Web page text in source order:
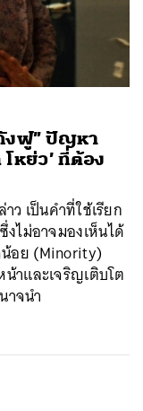
งฟู” ปัญหา
หย่ว’ ที่ต้อง
ว เป็นคำที่ใช้เรียก
ไม่อาจมองเห็นได้
อย (Minority)
าและเจริญเติบโต
าจนำ